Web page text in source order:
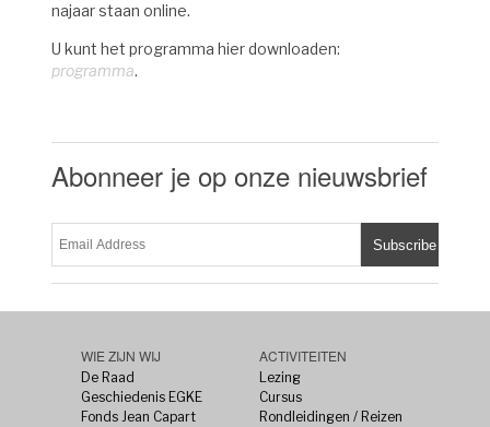
najaar staan online.
U kunt het programma hier downloaden:
programma.
Abonneer je op onze nieuwsbrief
WIE ZIJN WIJ
De Raad
Geschiedenis EGKE
Fonds Jean Capart
ACTIVITEITEN
Lezing
Cursus
Rondleidingen / Reizen